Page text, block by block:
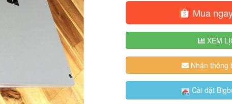
Mua
XEM
Nhận thông
Cài đặt